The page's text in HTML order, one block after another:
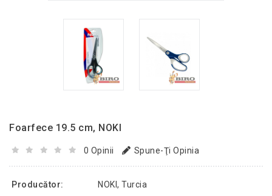
Foarfece 19.5 cm, NOKI
0 Opinii Spune-Ţi Opinia
Producător:
NOKI, Turcia